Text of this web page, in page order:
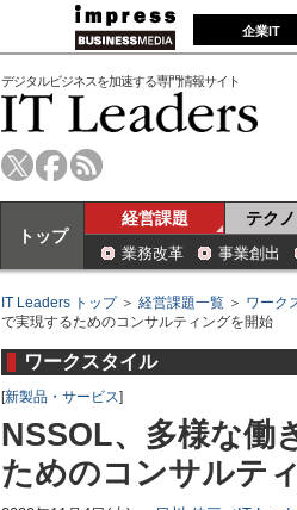
企業IT
デジタルビジネスを加速する専門情報サイト
トップ
経営課題 テク
業務改革 事業創出
IT Leaders トップ＞ 経営課題一覧 ＞ ワーク
で実現するためのコンサルティングを開始
ワークスタイル
[新製品・サービス]
NSSOL、多様な働
ためのコンサルテ